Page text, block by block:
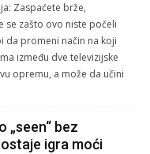
Zaspaćete brže,
se zašto ovo niste počeli
da promeni način na koji
između dve televizijske
opremu, a može da učini
„seen“ bez
igra moći